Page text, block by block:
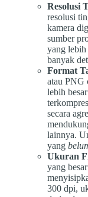
Resolusi
resolusi
kamera
sumber
yang lebih
banyak
Format
atau PNG
lebih
secara
lainnya.
yang
Ukuran
yang
300 dpi,